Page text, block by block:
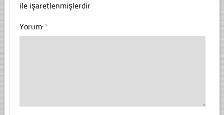
ile işaretlenmişlerdir
Yorum:*